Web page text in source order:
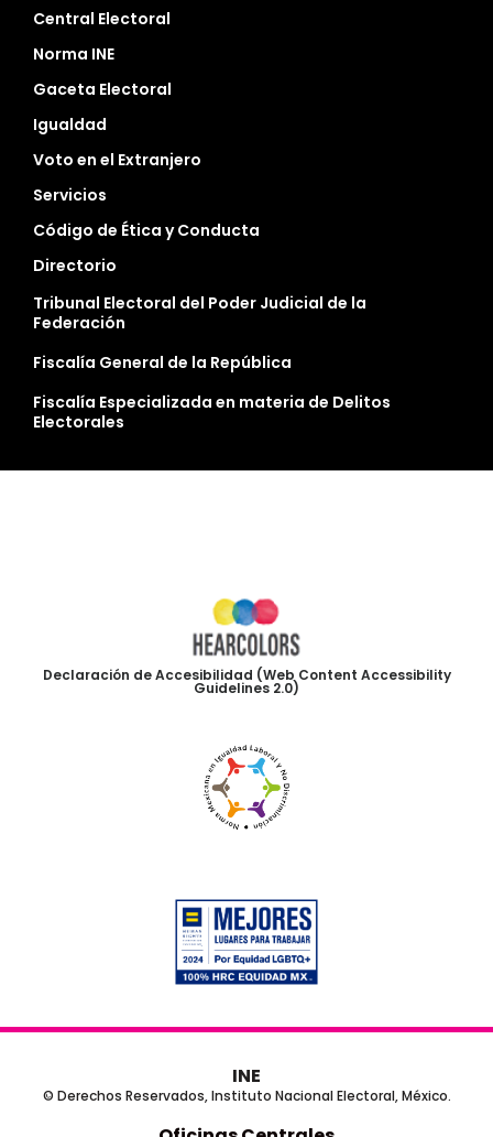
Central Electoral
Norma INE
Gaceta Electoral
Igualdad
Voto en el Extranjero
Servicios
Código de Ética y Conducta
Directorio
Tribunal Electoral del Poder Judicial de la
Federación
Fiscalía General de la República
Fiscalía Especializada en materia de Delitos
Electorales
Declaración de Accesibilidad (Web Content Accessibility
Guidelines 2.0)
INE
© Derechos Reservados, Instituto Nacional Electoral, México.